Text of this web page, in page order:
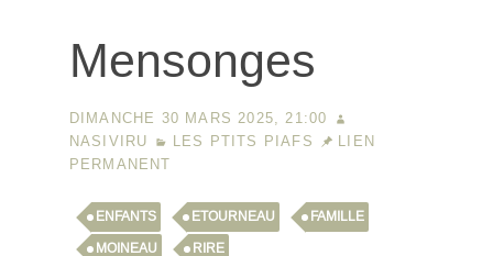
Mensonges
DIMANCHE 30 MARS 2025, 21:00
NASIVIRU
LES PTITS PIAFS
LIEN
PERMANENT
ENFANTS ETOURNEAU FAMILLE
MOINEAU RIRE